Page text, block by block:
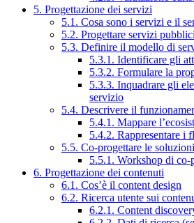
5. Progettazione dei servizi
5.1. Cosa sono i servizi e il
5.2. Progettare servizi
5.3. Definire il modello di
5.3.1. Identificare gli
5.3.2. Formulare la
5.3.3. Inquadrare gli
servizio
5.4. Descrivere il
5.4.1. Mappare
5.4.2. Rappresentare i
5.5. Co-progettare le soluzioni
5.5.1. Workshop di co-
6. Progettazione dei contenuti
6.1. Cos’è il content design
6.2. Ricerca utente sui
6.2.1. Content